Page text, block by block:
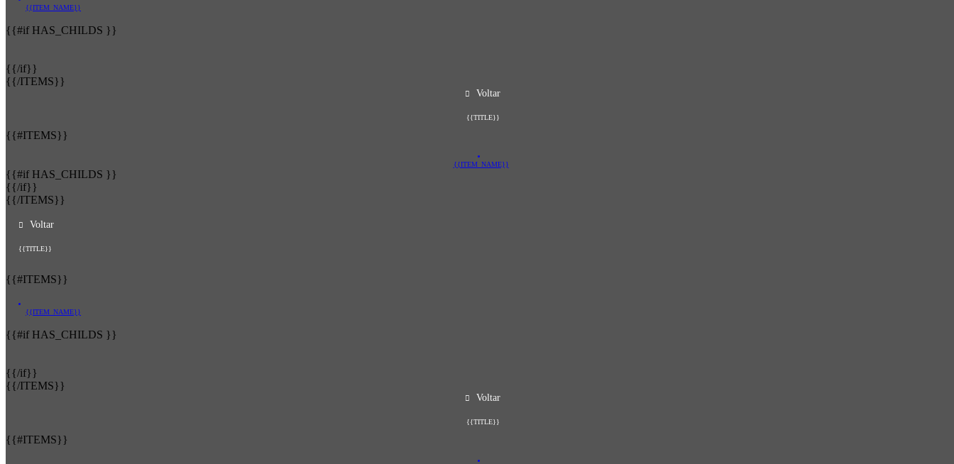
{{ITEM_NAME}}
{{#if HAS_CHILDS }}
{{/if}}
{{/ITEMS}}
Voltar
{{TITLE}}
{{#ITEMS}}
{{ITEM_NAME}}
{{#if HAS_CHILDS }}
{{/if}}
{{/ITEMS}}
Voltar
{{TITLE}}
{{#ITEMS}}
{{ITEM_NAME}}
{{#if HAS_CHILDS }}
{{/if}}
{{/ITEMS}}
Voltar
{{TITLE}}
{{#ITEMS}}